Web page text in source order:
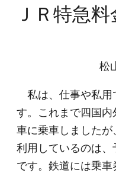
ＪＲ特急
松
私は、仕事や私用
す。これまで四国内
車に乗車しましたが
利用しているのは、
です。鉄道には乗車